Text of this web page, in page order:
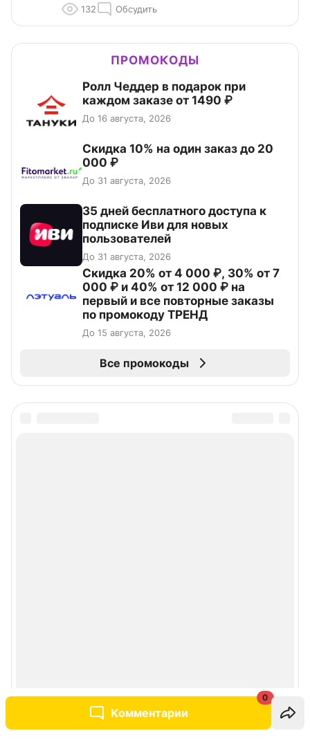
Комментарии
0
132 Обсудить
ПРОМОКОДЫ
Ролл Чеддер в подарок при
каждом заказе от 1490 ₽
До 16 августа, 2026
Скидка 10% на один заказ до 20
000 ₽
До 31 августа, 2026
35 дней бесплатного доступа к
подписке Иви для новых
пользователей
До 31 августа, 2026
Скидка 20% от 4 000 ₽, 30% от 7
000 ₽ и 40% от 12 000 ₽ на
первый и все повторные заказы
по промокоду ТРЕНД
До 15 августа, 2026
Все промокоды